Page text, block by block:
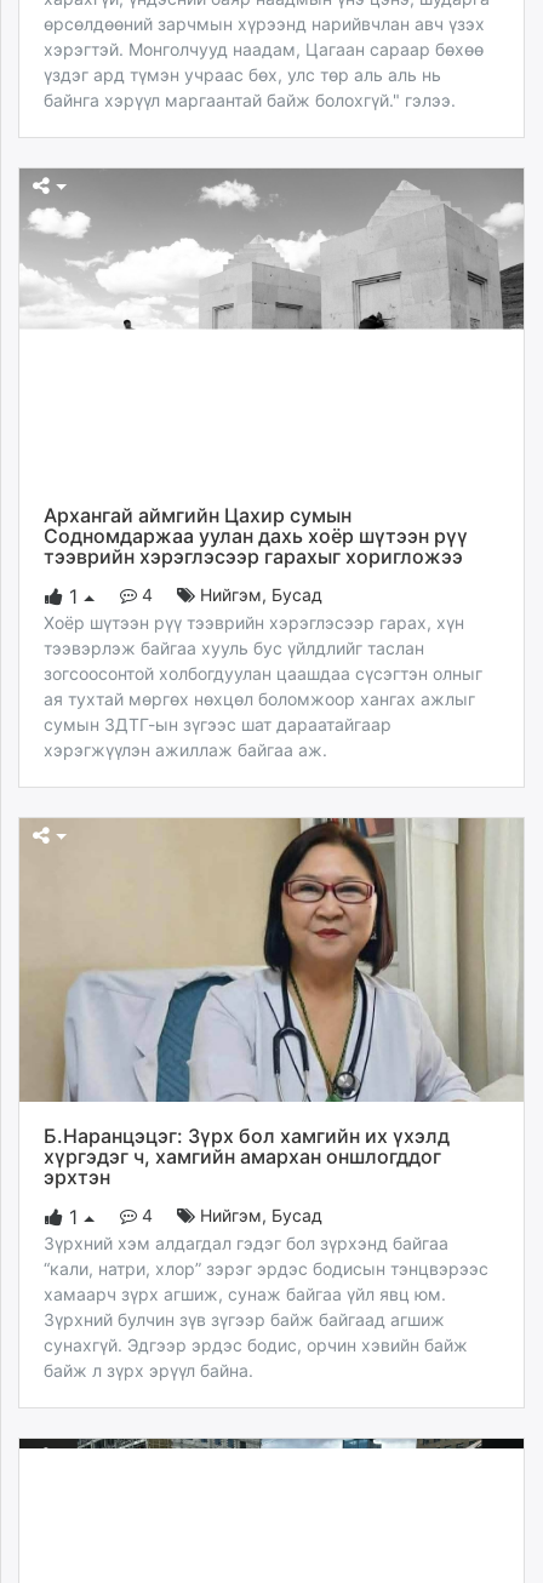
өрсөлдөөний зарчмын хүрээнд нарийвчлан авч үзэх
хэрэгтэй. Монголчууд наадам, Цагаан сараар бөхөө
үздэг ард түмэн учраас бөх, улс төр аль аль нь
байнга хэрүүл маргаантай байж болохгүй." гэлээ.
Архангай аймгийн Цахир сумын
Содномдаржаа уулан дахь хоёр шүтээн рүү
тээврийн хэрэглэсээр гарахыг хоригложээ
1
4 Нийгэм, Бусад
Хоёр шүтээн рүү тээврийн хэрэглэсээр гарах, хүн
тээвэрлэж байгаа хууль бус үйлдлийг таслан
зогсоосонтой холбогдуулан цаашдаа сүсэгтэн олныг
ая тухтай мөргөх нөхцөл боломжоор хангах ажлыг
сумын ЗДТГ-ын зүгээс шат дараатайгаар
хэрэгжүүлэн ажиллаж байгаа аж.
Б.Наранцэцэг: Зүрх бол хамгийн их үхэлд
хүргэдэг ч, хамгийн амархан оншлогддог
эрхтэн
1
4 Нийгэм, Бусад
Зүрхний хэм алдагдал гэдэг бол зүрхэнд байгаа
“кали, натри, хлор” зэрэг эрдэс бодисын тэнцвэрээс
хамаарч зүрх агшиж, сунаж байгаа үйл явц юм.
Зүрхний булчин зүв зүгээр байж байгаад агшиж
сунахгүй. Эдгээр эрдэс бодис, орчин хэвийн байж
байж л зүрх эрүүл байна.